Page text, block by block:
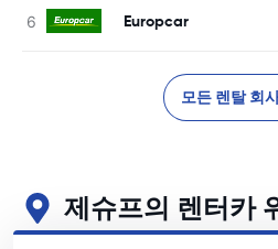
Europcar
모든 렌탈 회
제슈프의 렌터카
제슈프의 주요 렌터카 영업소 보기